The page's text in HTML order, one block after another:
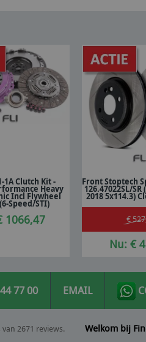
1A Clutch Kit -
Heavy
Incl Flywheel
Speed/STI)
1066,47
In
Front Stoptech
126.47022SL/SR
2018 5x114.3)
€
Nu: €
77 00 EMAIL
van 2671 reviews. Welkom bij